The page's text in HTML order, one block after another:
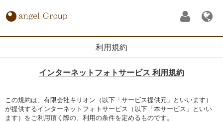
利用規約
インターネットフォトサービス 利用規約
この規約は、有限会社キリオン（以下「サービス提供元」といいます）
が提供するインターネットフォトサービス（以下「本サービス」といい
ます）をご利用頂く際の、利用の条件を定めるものです。